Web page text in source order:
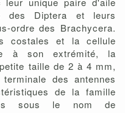
des Diptera et leurs
ordre des Brachycera.
costales et la cellule
à son extrémité, la
taille de 2 à 4 mm,
des antennes
de la famille
sous le nom de